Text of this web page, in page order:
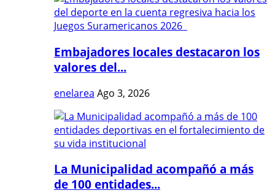
Embajadores locales destacaron los
valores del...
enelarea Ago 3, 2026
La Municipalidad acompañó a más
de 100 entidades...